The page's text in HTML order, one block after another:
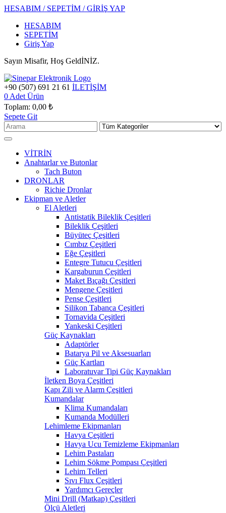
HESABIM / SEPETİM / GİRİŞ YAP
HESABIM
SEPETİM
Giriş Yap
Sayın Misafir, Hoş GeldİNİZ.
+90 (507) 691 21 61 İLETİŞİM
0 Adet Ürün
Toplam: 0,00 ₺
Sepete Git
VİTRİN
Anahtarlar ve Butonlar
Tach Buton
DRONLAR
Richie Dronlar
Ekipman ve Aletler
El Aletleri
Antistatik Bileklik Çeşitleri
Bileklik Çeşitleri
Büyüteç Çeşitleri
Cımbız Çeşitleri
Eğe Çeşitleri
Entegre Tutucu Çeşitleri
Kargaburun Çeşitleri
Maket Bıçağı Çeşitleri
Mengene Çeşitleri
Pense Çeşitleri
Silikon Tabanca Çeşitleri
Tornavida Çeşitleri
Yankeski Çeşitleri
Güç Kaynakları
Adaptörler
Batarya Pil ve Aksesuarları
Güç Kartları
Laboratuvar Tipi Güç Kaynakları
İletken Boya Çeşitleri
Kapı Zili ve Alarm Çeşitleri
Kumandalar
Klima Kumandaları
Kumanda Modülleri
Lehimleme Ekipmanları
Havya Çeşitleri
Havya Ucu Temizleme Ekipmanları
Lehim Pastaları
Lehim Sökme Pompası Çeşitleri
Lehim Telleri
Sıvı Flux Çeşitleri
Yardımcı Gereçler
Mini Drill (Matkap) Çeşitleri
Ölçü Aletleri